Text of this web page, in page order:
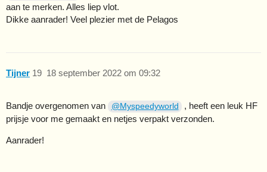
aan te merken. Alles liep vlot.
Dikke aanrader! Veel plezier met de Pelagos
Tijner 18 september 2022 om 09:32
19
Bandje overgenomen van @Myspeedyworld
, heeft een leuk HF
prijsje voor me gemaakt en netjes verpakt verzonden.
Aanrader!